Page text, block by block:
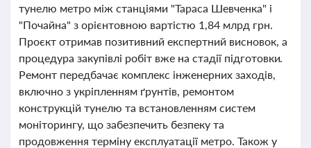
тунелю метро між станціями "Тараса Шевченка" і
"Почайна" з орієнтовною вартістю 1,84 млрд грн.
Проєкт отримав позитивний експертний висновок, а
процедура закупівлі робіт вже на стадії підготовки.
Ремонт передбачає комплекс інженерних заходів,
включно з укріпленням ґрунтів, ремонтом
конструкцій тунелю та встановленням систем
моніторингу, що забезпечить безпеку та
продовження терміну експлуатації метро. Також у